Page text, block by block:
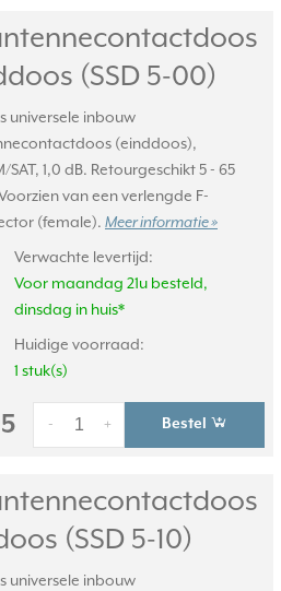
(SSD 5-00)
universele inbouw
(einddoos),
SAT, 1,0 dB. Retourgeschikt 5 - 65
van een verlengde F-
(female). Meer informatie »
Verwachte levertijd:
Voor maandag 21u besteld,
dinsdag in huis*
Huidige voorraad:
1 stuk(s)
+
- Bestel
(SSD 5-10)
universele inbouw